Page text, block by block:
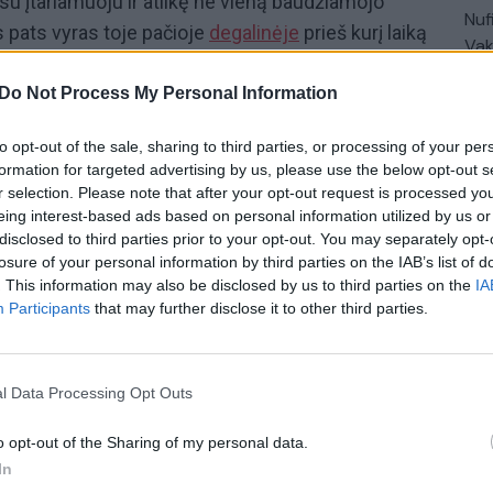
Do Not Process My Personal Information
opt-out of the sale, sharing to third parties, or processing of your
for targeted advertising by us, please use the below opt-out
selection. Please note that after your opt-out request is processed
interest-based ads based on personal information utilized by us
to third parties prior to your opt-out. You may separately
of your personal information by third parties on the IAB’s list of
This information may also be disclosed by us to third parties on the
Participants that may further disclose it to other third parties.
Data Processing Opt Outs
opt-out of the Sharing of my personal data.
pats vyras toje pačioje degalinėje prieš kurį laiką
kupiūra. Tuomet
Ir tik vėliau Trakų rajono policija gavo
bendrovės apie iš apyvartos išimtus netikrus
apie kitas šio vyro apsilankymo vietas, tyrimas
rastų 50 eurų vertės kupiūrų bus paskirtas
realizavimą gresia baudą arba laisvės
atėmimas iki ketverių metų.
degalinė Pinigai padirbti eurai